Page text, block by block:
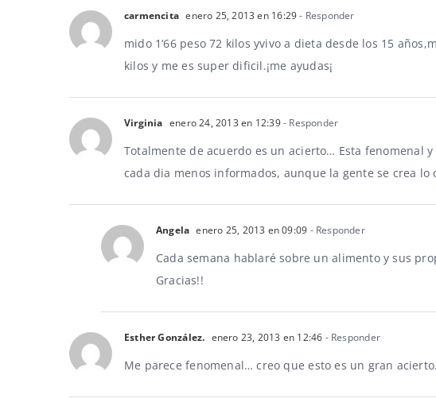
carmencita enero 25, 2013 en 16:29- Responder
mido 1’66 peso 72 kilos yvivo a dieta desde los 15
kilos y me es super dificil.¡me ayudas¡
Virginia enero 24, 2013 en 12:39- Responder
Totalmente de acuerdo es un acierto… Esta fenomenal
cada dia menos informados, aunque la gente se crea lo
Angela enero 25, 2013 en 09:09 - Responder
Cada semana hablaré sobre un alimento y sus
Gracias!!
Esther González. enero 23, 2013 en 12:46 - Responder
Me parece fenomenal… creo que esto es un gran